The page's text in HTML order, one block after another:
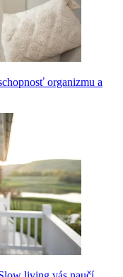
organizmu a